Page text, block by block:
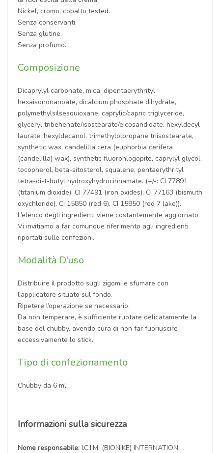
Nickel, cromo, cobalto tested.
Senza conservanti.
Senza glutine.
Senza profumo.
Composizione
Dicaprylyl carbonate, mica, dipentaerythrityl
hexaisononanoate, dicalcium phosphate dihydrate,
polymethylsilsesquioxane, caprylic/capric triglyceride,
glyceryl tribehenate/isostearate/eicosandioate, hexyldecyl
laurate, hexyldecanol, trimethylolpropane triisostearate,
synthetic wax, candelilla cera (euphorbia cerifera
(candelilla) wax), synthetic fluorphlogopite, caprylyl glycol,
tocopherol, beta-sitosterol, squalene, pentaerythrityl
tetra-di-t-butyl hydroxyhydrocinnamate. (+/-: CI 77891
(titanium dioxide), CI 77491 (iron oxides), CI 77163 (bismuth
oxychloride), CI 15850 (red 6), CI 15850 (red 7 lake)).
L’elenco degli ingredienti viene costantemente aggiornato.
Vi invitiamo a far comunque riferimento agli ingredienti
riportati sulle confezioni.
Modalità D'uso
Distribuire il prodotto sugli zigomi e sfumare con
l’applicatore situato sul fondo.
Ripetere l’operazione se necessario.
Da non temperare, è sufficiente ruotare delicatamente la
base del chubby, avendo cura di non far fuoriuscire
eccessivamente lo stick.
Tipo di confezionamento
Chubby da 6 ml.
Informazioni sulla sicurezza
Nome responsabile: I.C.I.M. (BIONIKE) INTERNATION